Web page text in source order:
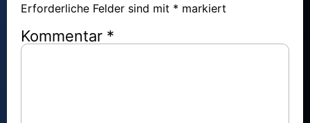
Erforderliche Felder sind mit * markiert
Kommentar *